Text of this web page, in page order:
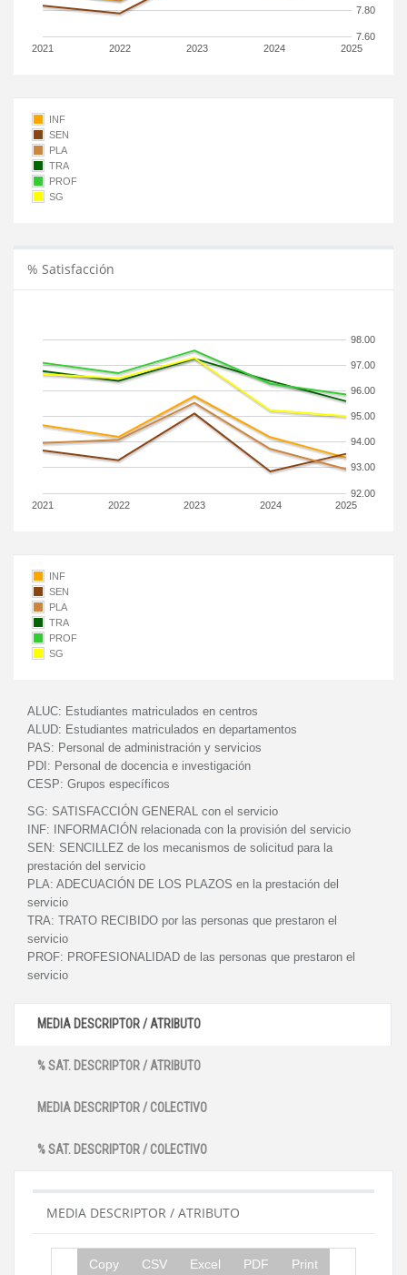
2021 2022 2023 2024 2025
7.60
7.80
INF
SEN
PLA
TRA
PROF
SG
% Satisfacción
2021 2022 2023 2024 2025
92.00
93.00
94.00
95.00
96.00
97.00
98.00
INF
SEN
PLA
TRA
PROF
SG
ALUC: Estudiantes matriculados en centros
ALUD: Estudiantes matriculados en departamentos
PAS: Personal de administración y servicios
PDI: Personal de docencia e investigación
CESP: Grupos específicos
SG: SATISFACCIÓN GENERAL con el servicio
INF:
INFORMACIÓN relacionada con la provisión del servicio
SEN: SENCILLEZ de los mecanismos de solicitud para la
prestación del servicio
PLA: ADECUACIÓN DE LOS PLAZOS en la prestación del
servicio
TRA: TRATO RECIBIDO por las personas que prestaron el
servicio
PROF: PROFESIONALIDAD de las personas que prestaron el
servicio
MEDIA DESCRIPTOR / ATRIBUTO
% SAT. DESCRIPTOR / ATRIBUTO
MEDIA DESCRIPTOR / COLECTIVO
% SAT. DESCRIPTOR / COLECTIVO
MEDIA DESCRIPTOR / ATRIBUTO
Copy CSV Excel PDF Print